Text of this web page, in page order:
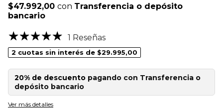
$47.992,00 con Transferencia o depósito
bancario
1 Reseñas
2 cuotas sin interés de $29.995,00
20% de descuento pagando con Transferencia o
depósito bancario
Ver más detalles